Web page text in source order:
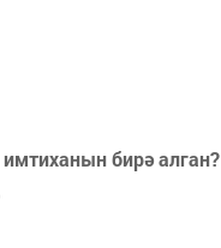
бирә алган?